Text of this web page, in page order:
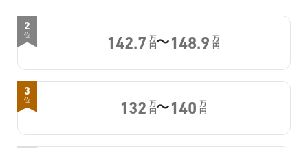
2
位
142.7 万
円～148.9 万
円
3
位
132 万
円～140 万
円